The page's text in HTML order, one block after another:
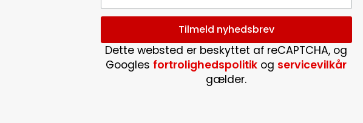
Dette websted er beskyttet af reCAPTCHA, og
Googlesfortrolighedspolitik og servicevilkår
gælder.